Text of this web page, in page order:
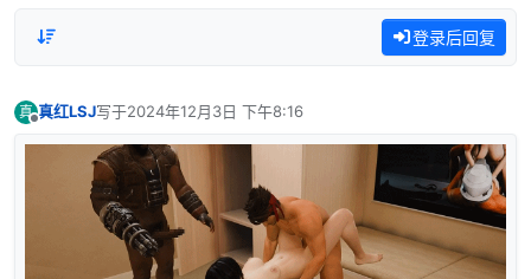
登录后回复
真 真红LSJ写于2024年12月3日 下午8:16
最后由 编辑